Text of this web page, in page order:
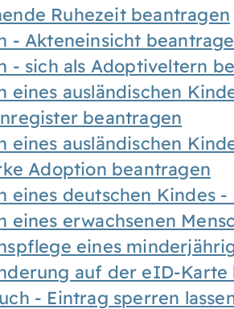
Ruhezeit beantragen
- Akteneinsicht
- sich als Adoptiveltern
eines ausländischen
beantragen
eines ausländischen
Adoption beantragen
eines deutschen Kindes
eines erwachsenen
eines
auf der eID-Karte
- Eintrag sperren